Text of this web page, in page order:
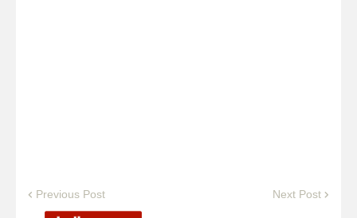
Previous Post Next Post